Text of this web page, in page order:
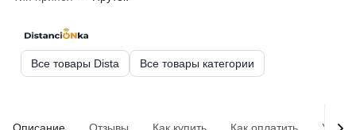
Все товары Dista Все товары категории